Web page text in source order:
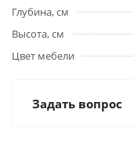
Глубина, см
Высота, см
Цвет мебели
Задать вопрос